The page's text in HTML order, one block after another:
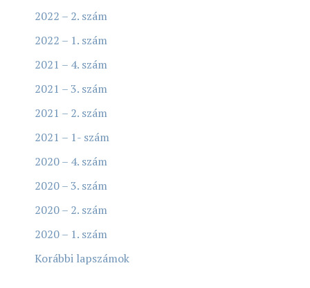
2022 – 2. szám
2022 – 1. szám
2021 – 4. szám
2021 – 3. szám
2021 – 2. szám
2021 – 1- szám
2020 – 4. szám
2020 – 3. szám
2020 – 2. szám
2020 – 1. szám
Korábbi lapszámok